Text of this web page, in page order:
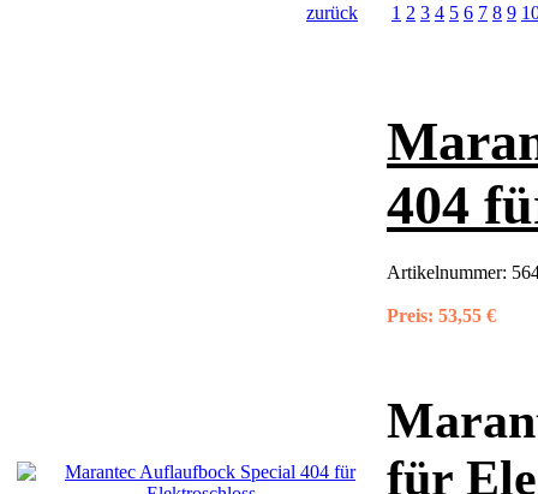
zurück 1 2 3 4 5 6 7 8 9
404
Artikelnummer:
Preis: 53,55 €
für